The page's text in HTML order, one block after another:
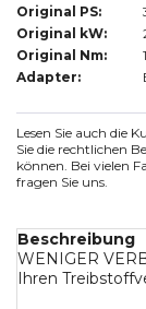
Original PS:
Original kW:
Original Nm:
Adapter:
Lesen Sie auch die
Sie die rechtlichen
können. Bei vielen
fragen Sie uns.
Beschreibung
WENIGER
Ihren